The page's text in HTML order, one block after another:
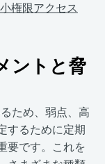
権限アクセス
ントと脅
ため、弱点、高
するために定期
要です。これを